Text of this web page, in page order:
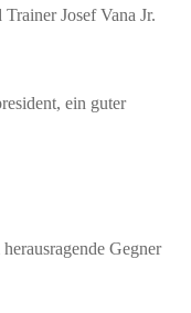
Josef Vana Jr.
ein guter
Gegner